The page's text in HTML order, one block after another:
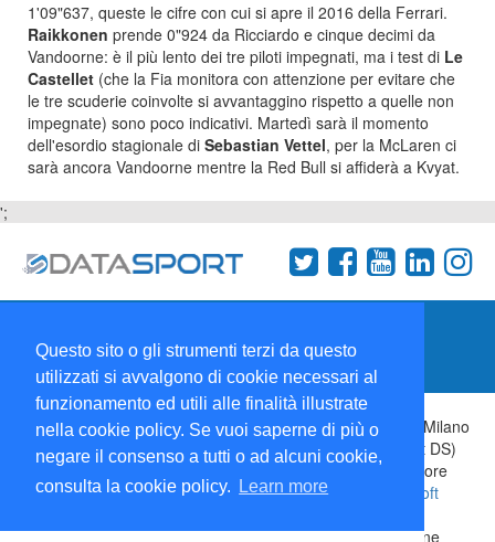
Questo sito o gli strumenti terzi da questo
utilizzati si avvalgono di cookie necessari al
funzionamento ed utili alle finalità illustrate
nella cookie policy. Se vuoi saperne di più o
negare il consenso a tutti o ad alcuni cookie,
consulta la cookie policy.
Learn more
1'09"637, queste le cifre con cui si apre il 2016 della Ferrari.
Raikkonen prende 0"924 da Ricciardo e cinque decimi da
Vandoorne: è il più lento dei tre piloti impegnati, ma i test di Le
Castellet (che la Fia monitora con attenzione per evitare che
le tre scuderie coinvolte si avvantaggino rispetto a quelle non
impegnate) sono poco indicativi. Martedì sarà il momento
dell'esordio stagionale di Sebastian Vettel, per la McLaren ci
sarà ancora Vandoorne mentre la Red Bull si affiderà a Kvyat.
';
Collabora con noi
Copyright 1995-2026 © Wise Srl Via Palmanova 8 20132 Milano
Italia - P. IVA 09072090963 | ISSN: 2499-2925 (DataSport DS)
Informazioni e richieste di pubblicità:
| Direttore
Responsabile:Sergio Angelo Chiesa| Developed By:
P-Soft
iscrizione n.173 del 30/03/1985 - www.datasport.it iscrizione